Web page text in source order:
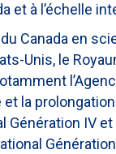
et à l’échelle
Canada en
Unis, le
la
Génération IV
Génération